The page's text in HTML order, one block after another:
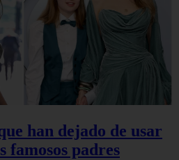
han dejado de usar
famosos padres